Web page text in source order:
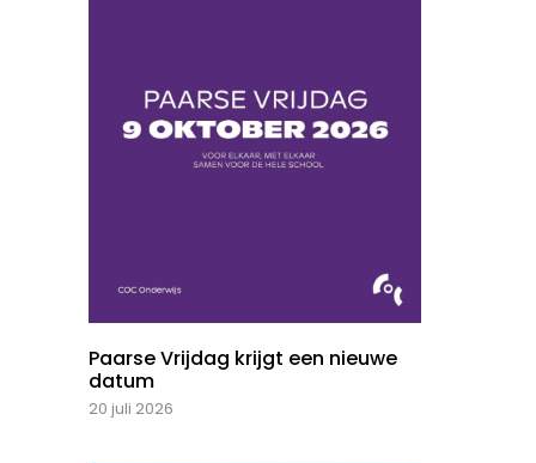
Paarse Vrijdag krijgt een nieuwe
datum
20 juli 2026